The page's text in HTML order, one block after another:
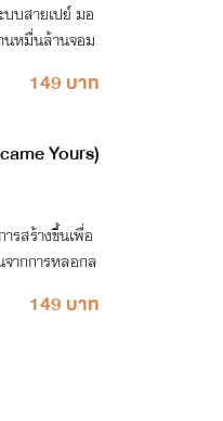
บบสายเปย์ มอ
นหมื่นล้านจอม
149 บาท
Yours)
รสร้างขึ้นเพื่อ
จากการหลอกล
149 บาท